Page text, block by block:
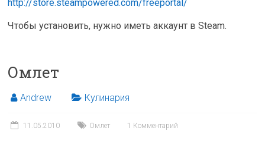
http://store.steampowered.com/freeportal/
Чтобы установить, нужно иметь аккаунт в Steam.
Омлет
Andrew Кулинария
11.05.2010 Омлет 1 Комментарий